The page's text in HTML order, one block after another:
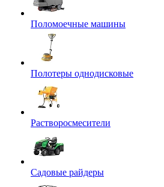
Поломоечные машины
Полотеры однодисковые
Растворосмесители
Садовые райдеры